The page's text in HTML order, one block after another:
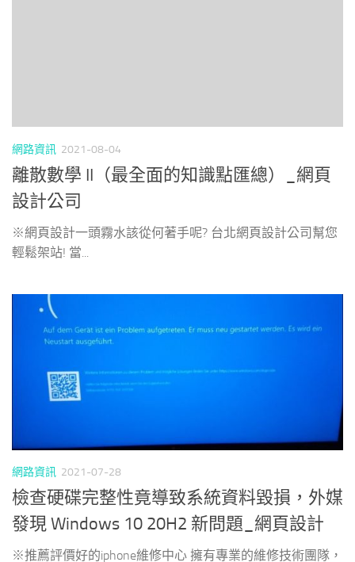
網路資訊 2021-08-04
離散數學 II（最全面的知識點匯總）_網頁
設計公司
※網頁設計一頭霧水該從何著手呢? 台北網頁設計公司幫您
輕鬆架站! 當...
網路資訊 2021-07-28
檢查硬碟完整性竟導致系統資料毀損，外媒
發現 Windows 10 20H2 新問題_網頁設計
※推薦評價好的iphone維修中心 擁有專業的維修技術團隊，